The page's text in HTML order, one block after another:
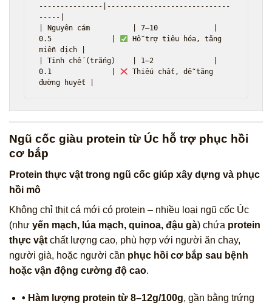
---------------|-----------------------------
-----|
| Nguyên cám          | 7–10             |
0.5              |
Hỗ trợ tiêu hóa, tăng
miễn dịch |
| Tinh chế (trắng)    | 1–2              |
0.1              |
Thiếu chất, dễ tăng
Ngũ cốc giàu protein từ Úc hỗ trợ phục hồi
cơ bắp
Protein thực vật trong ngũ cốc giúp xây dựng và phục
hồi mô
Không chỉ thịt cá mới có protein – nhiều loại ngũ cốc Úc
(như yến mạch, lúa mạch, quinoa, đậu gà) chứa protein
thực vật chất lượng cao, phù hợp với người ăn chay,
người già, hoặc người cần phục hồi cơ bắp sau bệnh
hoặc vận động cường độ cao.
• Hàm lượng protein từ 8–12g/100g, gần bằng trứng